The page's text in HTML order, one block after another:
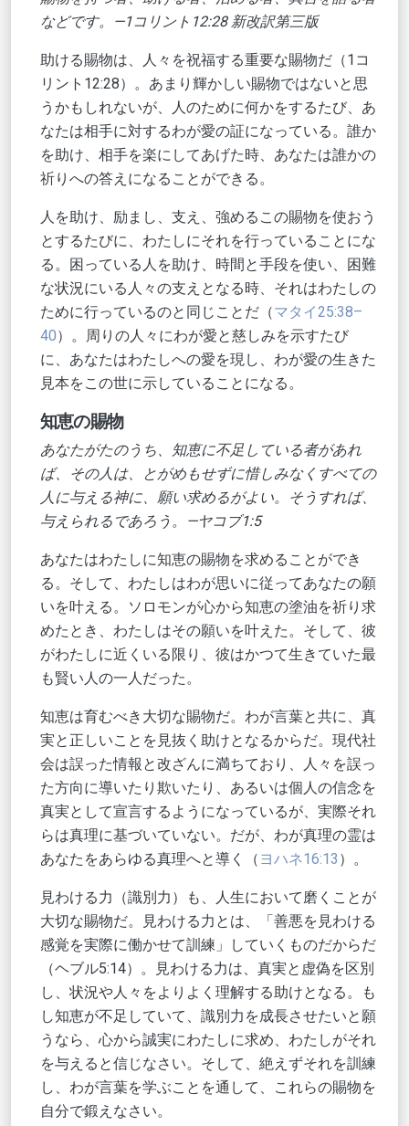
などです。—1コリント12:28 新改訳第三版
助ける賜物は、人々を祝福する重要な賜物だ（1コ
リント12:28）。あまり輝かしい賜物ではないと思
うかもしれないが、人のために何かをするたび、あ
なたは相手に対するわが愛の証になっている。誰か
を助け、相手を楽にしてあげた時、あなたは誰かの
祈りへの答えになることができる。
人を助け、励まし、支え、強めるこの賜物を使おう
とするたびに、わたしにそれを行っていることにな
る。困っている人を助け、時間と手段を使い、困難
な状況にいる人々の支えとなる時、それはわたしの
ために行っているのと同じことだ（マタイ25:38–
40）。周りの人々にわが愛と慈しみを示すたび
に、あなたはわたしへの愛を現し、わが愛の生きた
見本をこの世に示していることになる。
知恵の賜物
あなたがたのうち、知恵に不足している者があれ
ば、その人は、とがめもせずに惜しみなくすべての
人に与える神に、願い求めるがよい。そうすれば、
与えられるであろう。—ヤコブ1:5
あなたはわたしに知恵の賜物を求めることができ
る。そして、わたしはわが思いに従ってあなたの願
いを叶える。ソロモンが心から知恵の塗油を祈り求
めたとき、わたしはその願いを叶えた。そして、彼
がわたしに近くいる限り、彼はかつて生きていた最
も賢い人の一人だった。
知恵は育むべき大切な賜物だ。わが言葉と共に、真
実と正しいことを見抜く助けとなるからだ。現代社
会は誤った情報と改ざんに満ちており、人々を誤っ
た方向に導いたり欺いたり、あるいは個人の信念を
真実として宣言するようになっているが、実際それ
らは真理に基づいていない。だが、わが真理の霊は
あなたをあらゆる真理へと導く（ ヨハネ16:13 ）。
見わける力（識別力）も、人生において磨くことが
大切な賜物だ。見わける力とは、「善悪を見わける
感覚を実際に働かせて訓練」していくものだからだ
（ヘブル5:14）。見わける力は、真実と虚偽を区別
し、状況や人々をよりよく理解する助けとなる。も
し知恵が不足していて、識別力を成長させたいと願
うなら、心から誠実にわたしに求め、わたしがそれ
を与えると信じなさい。そして、絶えずそれを訓練
し、わが言葉を学ぶことを通して、これらの賜物を
自分で鍛えなさい。